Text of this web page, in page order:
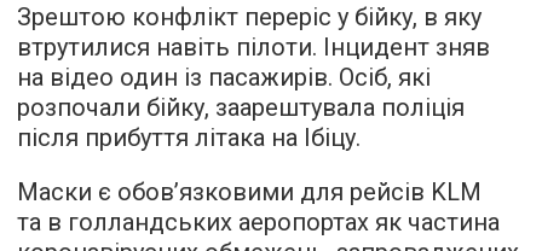
Зрештою конфлікт переріс у бійку, в яку
втрутилися навіть пілоти. Інцидент зняв
на відео один із пасажирів. Осіб, які
розпочали бійку, заарештувала поліція
після прибуття літака на Ібіцу.
Маски є обов’язковими для рейсів KLM
та в голландських аеропортах як частина